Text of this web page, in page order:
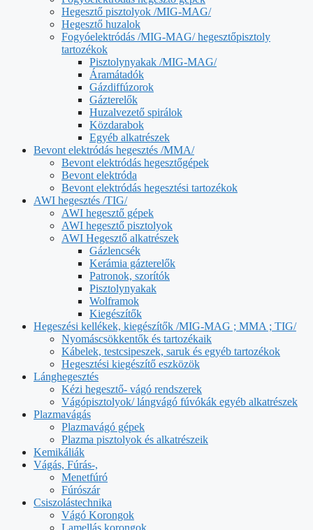
Hegesztő pisztolyok /MIG-MAG/
Hegesztő huzalok
Fogyóelektródás /MIG-MAG/ hegesztőpisztoly
tartozékok
Pisztolynyakak /MIG-MAG/
Áramátadók
Gázdiffúzorok
Gázterelők
Huzalvezető spirálok
Közdarabok
Egyéb alkatrészek
Bevont elektródás hegesztés /MMA/
Bevont elektródás hegesztőgépek
Bevont elektróda
Bevont elektródás hegesztési tartozékok
AWI hegesztés /TIG/
AWI hegesztő gépek
AWI hegesztő pisztolyok
AWI Hegesztő alkatrészek
Gázlencsék
Kerámia gázterelők
Patronok, szorítók
Pisztolynyakak
Wolframok
Kiegészítők
Hegeszési kellékek, kiegészítők /MIG-MAG ; MMA ; TIG/
Nyomáscsökkentők és tartozékaik
Kábelek, testcsipeszek, saruk és egyéb tartozékok
Hegesztési kiegészítő eszközök
Lánghegesztés
Kézi hegesztő- vágó rendszerek
Vágópisztolyok/ lángvágó fúvókák egyéb alkatrészek
Plazmavágás
Plazmavágó gépek
Plazma pisztolyok és alkatrészeik
Kemikáliák
Vágás, Fúrás-,
Menetfúró
Fúrószár
Csiszolástechnika
Vágó Korongok
Lamellás korongok